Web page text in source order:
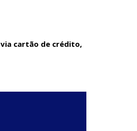
cartão de crédito,